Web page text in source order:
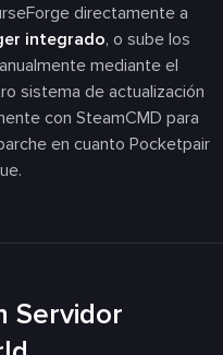
directamente a
integrado, o sube los
mediante el
sistema de actualización
con SteamCMD para
en cuanto Pocketpair
Servidor